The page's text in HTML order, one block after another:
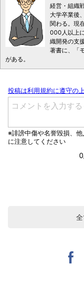
経営・組織
大学卒業後
関わる。現
000人以上
織開発の支
著書に、「
がある。